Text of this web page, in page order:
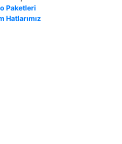
Paketleri
Hatlarımız